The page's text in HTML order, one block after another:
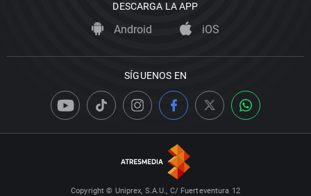
DESCARGA LA APP
Android iOS
SÍGUENOS EN
Copyright © Uniprex, S.A.U., C/ Fuerteventura 12